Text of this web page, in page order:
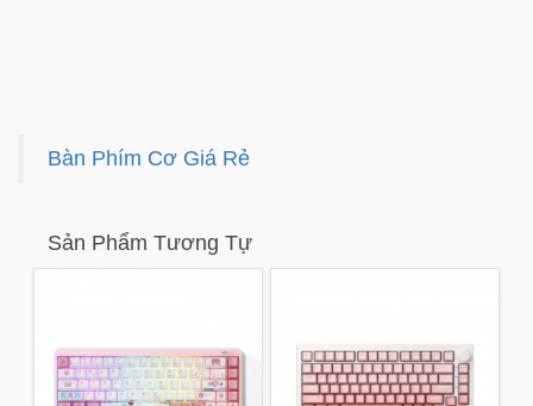
Bàn Phím Cơ Giá Rẻ
Sản Phẩm Tương Tự